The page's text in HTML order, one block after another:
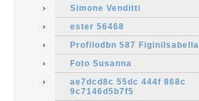
Simone Venditti
ester 56468
Profilodbn 587 FiginiIsabella
Foto Susanna
ae7dcd8c 55dc 444f 868c
9c7146d5b7f5